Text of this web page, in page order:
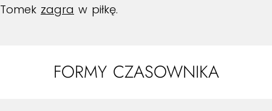
Tomek zagra w piłkę.
FORMY CZASOWNIKA